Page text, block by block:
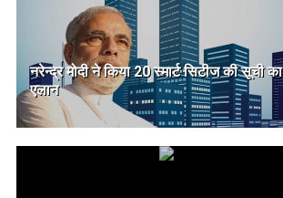
नरेन्द्र मोदी ने किया 20 स्मार्ट सिटीज की सूची का
एलान